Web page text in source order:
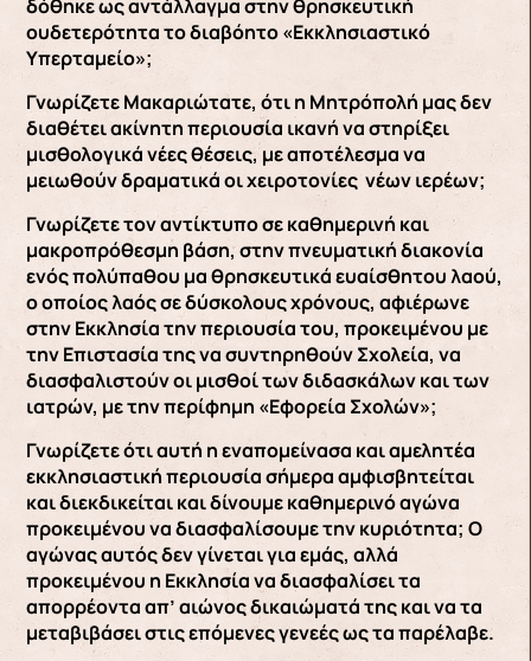
δόθηκε ως αντάλλαγμα στην θρησκευτική
ουδετερότητα το διαβόητο «Εκκλησιαστικό
Υπερταμείο»;
Γνωρίζετε Μακαριώτατε, ότι η Μητρόπολή μας δεν
διαθέτει ακίνητη περιουσία ικανή να στηρίξει
μισθολογικά νέες θέσεις, με αποτέλεσμα να
μειωθούν δραματικά οι χειροτονίες νέων ιερέων;
Γνωρίζετε τον αντίκτυπο σε καθημερινή και
μακροπρόθεσμη βάση, στην πνευματική διακονία
ενός πολύπαθου μα θρησκευτικά ευαίσθητου λαού,
ο οποίος λαός σε δύσκολους χρόνους, αφιέρωνε
στην Εκκλησία την περιουσία του, προκειμένου με
την Επιστασία της να συντηρηθούν Σχολεία, να
διασφαλιστούν οι μισθοί των διδασκάλων και των
ιατρών, με την περίφημη «Εφορεία Σχολών»;
Γνωρίζετε ότι αυτή η εναπομείνασα και αμελητέα
εκκλησιαστική περιουσία σήμερα αμφισβητείται
και διεκδικείται και δίνουμε καθημερινό αγώνα
προκειμένου να διασφαλίσουμε την κυριότητα; Ο
αγώνας αυτός δεν γίνεται για εμάς, αλλά
προκειμένου η Εκκλησία να διασφαλίσει τα
απορρέοντα απ’ αιώνος δικαιώματά της και να τα
μεταβιβάσει στις επόμενες γενεές ως τα παρέλαβε.